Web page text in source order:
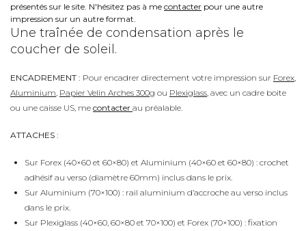
présentés sur le site. N'hésitez pas à me contacter pour une autre
impression sur un autre format.
Une traînée de condensation après le
coucher de soleil.
ENCADREMENT : Pour encadrer directement votre impression sur Forex
Aluminium Papier Velin Arches 300g ou Plexiglass , avec un cadre boite
ou une caisse US, me contacter au préalable.
ATTACHES :
Sur Forex (40×60 et 60×80) et Aluminium (40×60 et 60×80) : crochet
adhésif au verso (diamètre 60mm) inclus dans le prix.
Sur Aluminium (70×100) : rail aluminium d’accroche au verso inclus
dans le prix.
Sur Plexiglass (40×60, 60×80 et 70×100) et Forex (70×100) : fixation